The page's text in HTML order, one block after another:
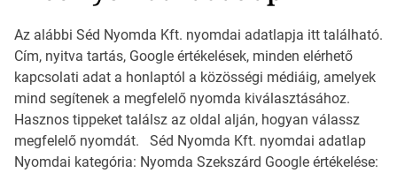
Az alábbi Séd Nyomda Kft. nyomdai adatlapja itt található.
Cím, nyitva tartás, Google értékelések, minden elérhető
kapcsolati adat a honlaptól a közösségi médiáig, amelyek
mind segítenek a megfelelő nyomda kiválasztásához.
Hasznos tippeket találsz az oldal alján, hogyan válassz
megfelelő nyomdát. Séd Nyomda Kft. nyomdai adatlap
Nyomdai kategória: Nyomda Szekszárd Google értékelése: